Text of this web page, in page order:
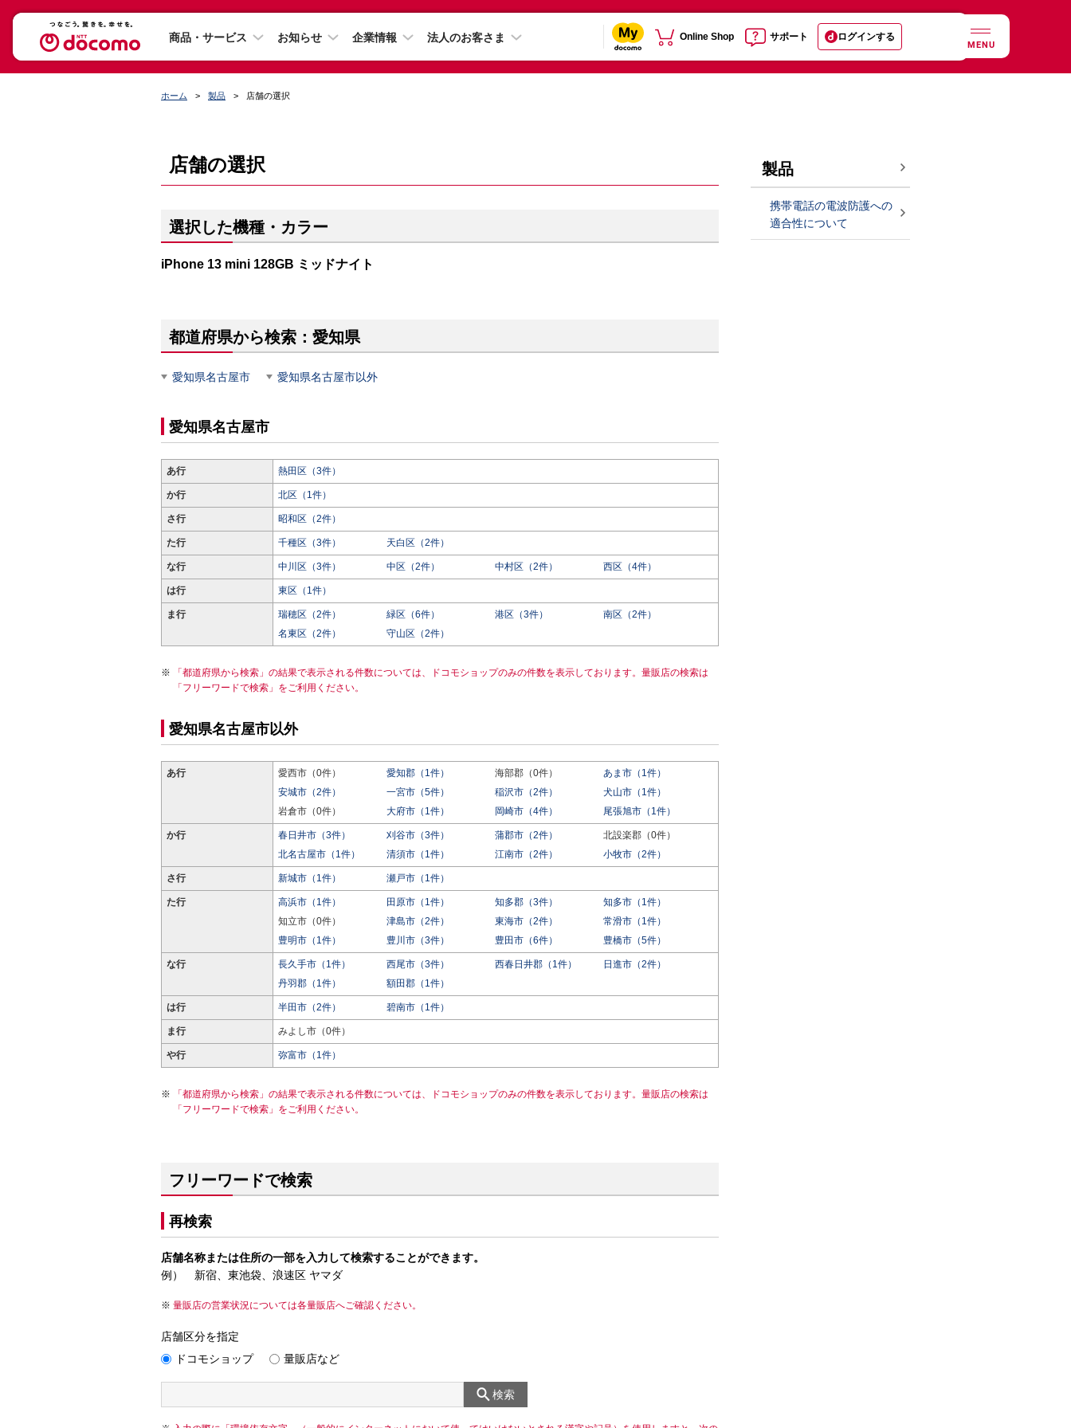
商品・サービス お知らせ 企業情報 法人のお客さま Online Shop サポート ログインする
MENU
ホーム 製品 店舗の選択
店舗の選択
選択した機種・カラー
iPhone 13 mini 128GB ミッドナイト
都道府県から検索：愛知県
愛知県名古屋市 愛知県名古屋市以外
愛知県名古屋市
あ行 熱田区（3件）
か行 北区（1件）
さ行 昭和区（2件）
た行 千種区（3件） 天白区（2件）
な行 中川区（3件） 中区（2件） 中村区（2件） 西区（4件）
は行 東区（1件）
ま行 瑞穂区（2件） 緑区（6件） 港区（3件）
南区（2件）
名東区（2件）
守山区（2件）
「都道府県から検索」の結果で表示される件数については、ドコモショップのみの件数を表示しております。量販店の検索は
「フリーワードで検索」をご利用ください。
愛知県名古屋市以外
あ行 愛西市（0件） 愛知郡（1件） 海部郡（0件）
あま市（1件）
安城市（2件）
一宮市（5件） 稲沢市（2件）
犬山市（1件）
岩倉市（0件）
大府市（1件） 岡崎市（4件） 尾張旭市（1件）
か行 春日井市（3件） 刈谷市（3件） 蒲郡市（2件）
北設楽郡（0件）
北名古屋市（1件）
清須市（1件） 江南市（2件） 小牧市（2件）
さ行 新城市（1件） 瀬戸市（1件）
た行 高浜市（1件） 田原市（1件） 知多郡（3件）
知多市（1件）
知立市（0件）
津島市（2件） 東海市（2件）
常滑市（1件）
豊明市（1件）
豊川市（3件） 豊田市（6件） 豊橋市（5件）
な行 長久手市（1件） 西尾市（3件） 西春日井郡（1件）
日進市（2件）
丹羽郡（1件）
額田郡（1件）
は行 半田市（2件） 碧南市（1件）
ま行 みよし市（0件）
や行 弥富市（1件）
「都道府県から検索」の結果で表示される件数については、ドコモショップのみの件数を表示しております。量販店の検索は
「フリーワードで検索」をご利用ください。
フリーワードで検索
再検索
店舗名称または住所の一部を入力して検索することができます。
例） 新宿、東池袋、浪速区 ヤマダ
量販店の営業状況については各量販店へご確認ください。
店舗区分を指定
ドコモショップ
量販店など
検索
製品
携帯電話の電波防護への
適合性について